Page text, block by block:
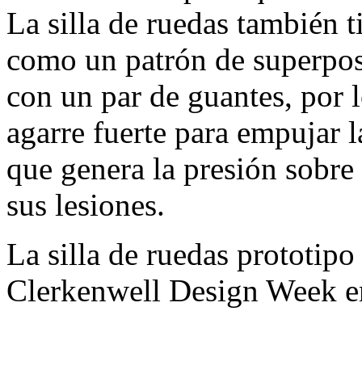
La silla de ruedas también
como un patrón de
con un par de guantes,
agarre fuerte para
que genera la presión
sus lesiones.
La silla de ruedas prototipo
Clerkenwell Design Week